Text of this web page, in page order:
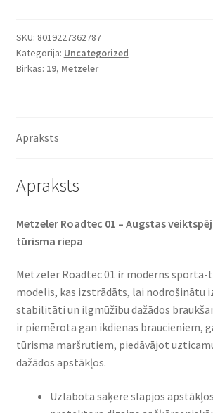
-
19
52H
SKU: 8019227362787
Kategorija: Uncategorized
Birkas: 19, Metzeler
Apraksts
Apraksts
Metzeler Roadtec 01 – Augstas
tūrisma riepa
Metzeler Roadtec 01 ir moderns sporta-
modelis, kas izstrādāts, lai nodrošinātu
stabilitāti un ilgmūžību dažādos
ir piemērota gan ikdienas braucieniem,
tūrisma maršrutiem, piedāvājot
dažādos apstākļos.
Uzlabota saķere slapjos